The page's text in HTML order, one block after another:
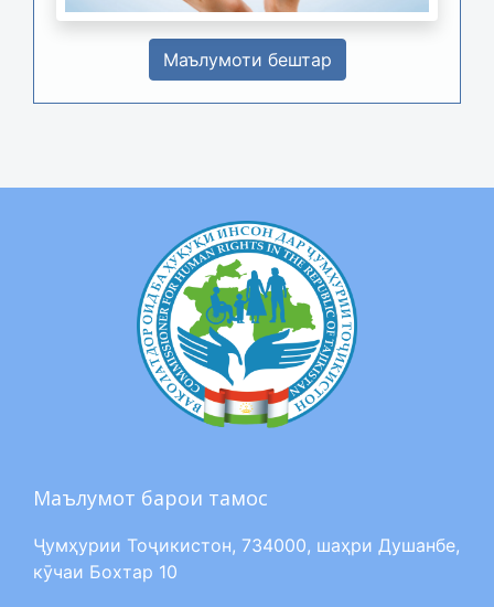
Маълумоти бештар
Маълумот барои тамос
Ҷумҳурии Тоҷикистон, 734000, шаҳри Душанбе,
кӯчаи Бохтар 10